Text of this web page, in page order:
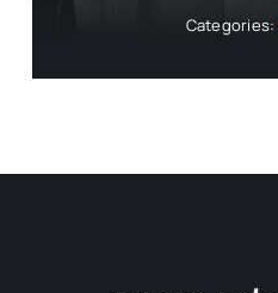
Categories: